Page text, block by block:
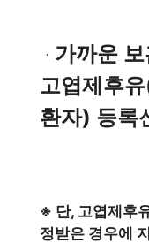
ㆍ 가까운
고엽제후
환자) 등록
※ 단, 고엽제후
정받은 경우에